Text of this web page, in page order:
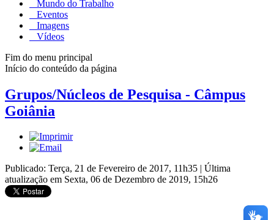
Mundo do Trabalho
Eventos
Imagens
Vídeos
Fim do menu principal
Início do conteúdo da página
Grupos/Núcleos de Pesquisa - Câmpus
Goiânia
Publicado: Terça, 21 de Fevereiro de 2017, 11h35 | Última
atualização em Sexta, 06 de Dezembro de 2019, 15h26